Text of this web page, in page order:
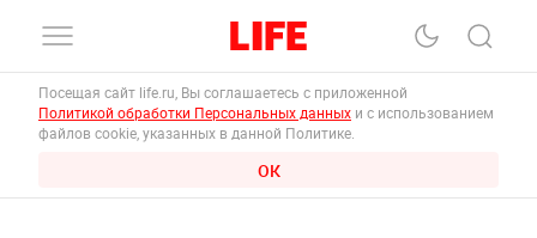
Посещая сайт life.ru, Вы соглашаетесь с приложенной
Политикой обработки Персональных данных и с использованием
файлов cookie, указанных в данной Политике.
ОК